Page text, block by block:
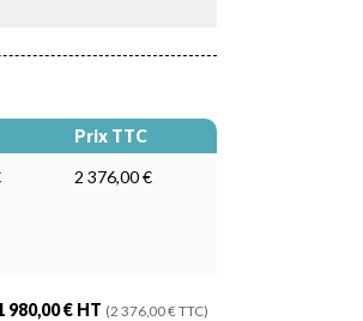
Prix TTC
2 376,00 €
980,00€ HT (2 376,00€ TTC)